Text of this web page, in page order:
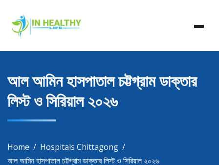
content
In Healthy Life
In Healthy Life, Healthy Life, Health Life, Doctor List,
Doctor Listing
আল আমিন হাসপাতাল চট্টগ্রাম ডাক্তার
লিস্ট ও সিরিয়াল ২০২৬
Home
Hospitals Chittagong
আল আমিন হাসপাতাল চট্টগ্রাম ডাক্তার লিস্ট ও সিরিয়াল ২০২৬